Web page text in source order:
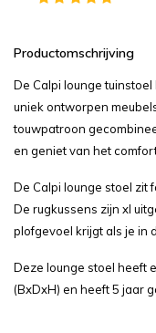
Productomschrijving
De Calpi lounge
uniek ontworpen
touwpatroon
en geniet van het
De Calpi lounge stoel zit
De rugkussens zijn xl
plofgevoel krijgt als je in
Deze lounge stoel heeft
(BxDxH) en heeft 5 jaar